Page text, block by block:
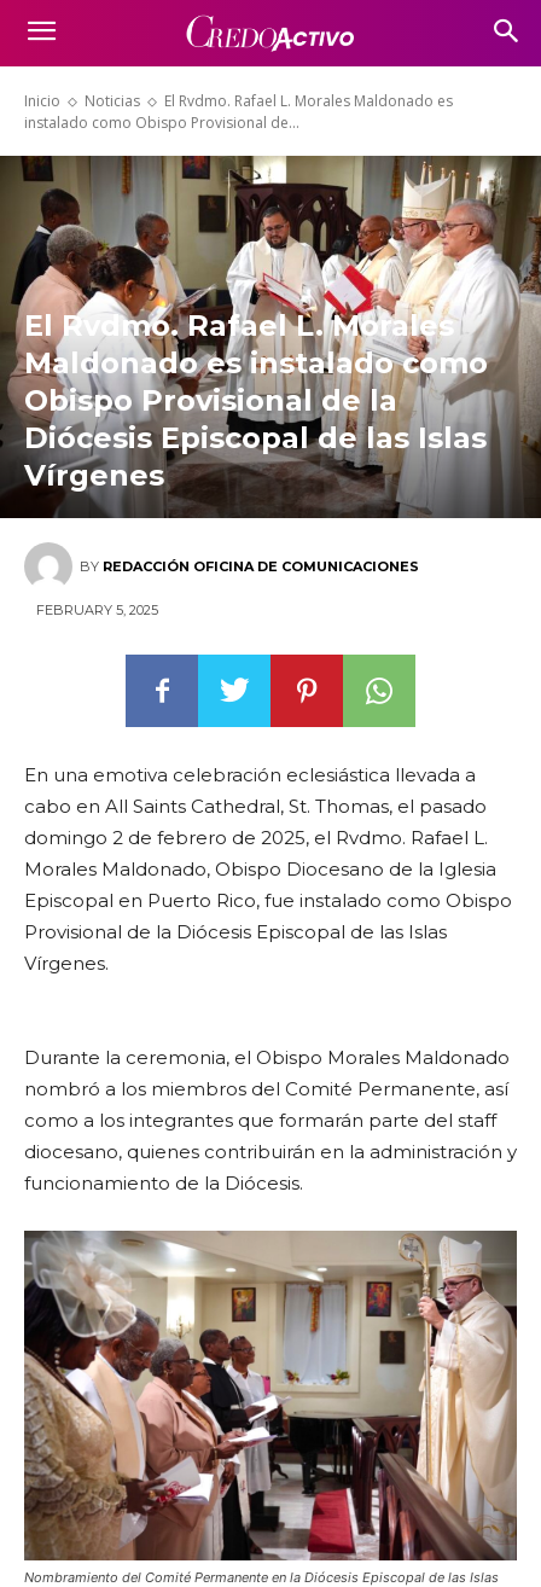
Inicio Noticias
El Rvdmo. Rafael L. Morales Maldonado es
instalado como Obispo Provisional de...
El Rvdmo. Rafael L. Morales
Maldonado es instalado como
Obispo Provisional de la
Diócesis Episcopal de las Islas
Vírgenes
BY REDACCIÓN OFICINA DE COMUNICACIONES
FEBRUARY 5, 2025
En una emotiva celebración eclesiástica llevada a
cabo en All Saints Cathedral, St. Thomas, el pasado
domingo 2 de febrero de 2025, el Rvdmo. Rafael L.
Morales Maldonado, Obispo Diocesano de la Iglesia
Episcopal en Puerto Rico, fue instalado como Obispo
Provisional de la Diócesis Episcopal de las Islas
Vírgenes.
Durante la ceremonia, el Obispo Morales Maldonado
nombró a los miembros del Comité Permanente, así
como a los integrantes que formarán parte del staff
diocesano, quienes contribuirán en la administración y
funcionamiento de la Diócesis.
Nombramiento del Comité Permanente en la Diócesis Episcopal de las Islas